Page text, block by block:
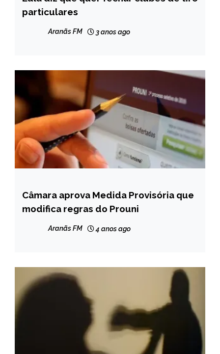
NOTÍCIAS
particulares
Aranãs FM 3 anos ago
BRASIL
NOTÍCIAS
Câmara aprova Medida Provisória que
modifica regras do Prouni
Aranãs FM 4 anos ago